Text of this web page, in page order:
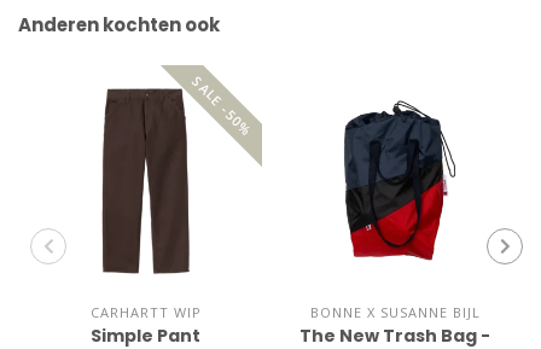
Anderen kochten ook
SALE -50%
CARHARTT WIP
Simple Pant
BONNE X SUSANNE BIJL
The New Trash Bag -